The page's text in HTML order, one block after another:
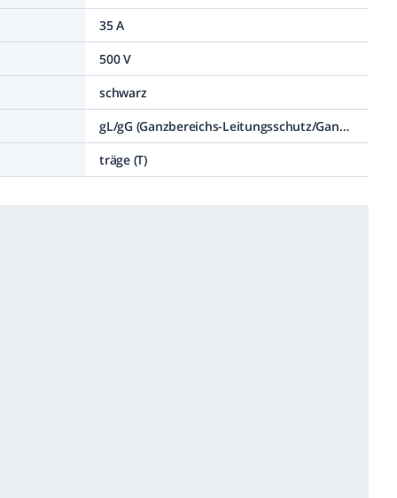
35 A
500 V
schwarz
gL/gG (Ganzbereichs-Leitungsschutz/Ganzbereichs-Gerätesch.)
träge (T)